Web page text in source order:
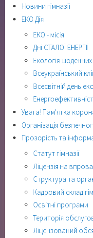
Новини гімназії
ЕКО Дія
ЕКО - місія
Дні СТАЛОЇ ЕНЕРГІЇ
Екологія
Всеукраїнський
Всесвітній день
Увага! Пам'ятка
Організація
Прозорість та
Статут гімназії
Ліцензія на
Структура та
Кадровий склад
Освітні програми
Територія
Ліцензований